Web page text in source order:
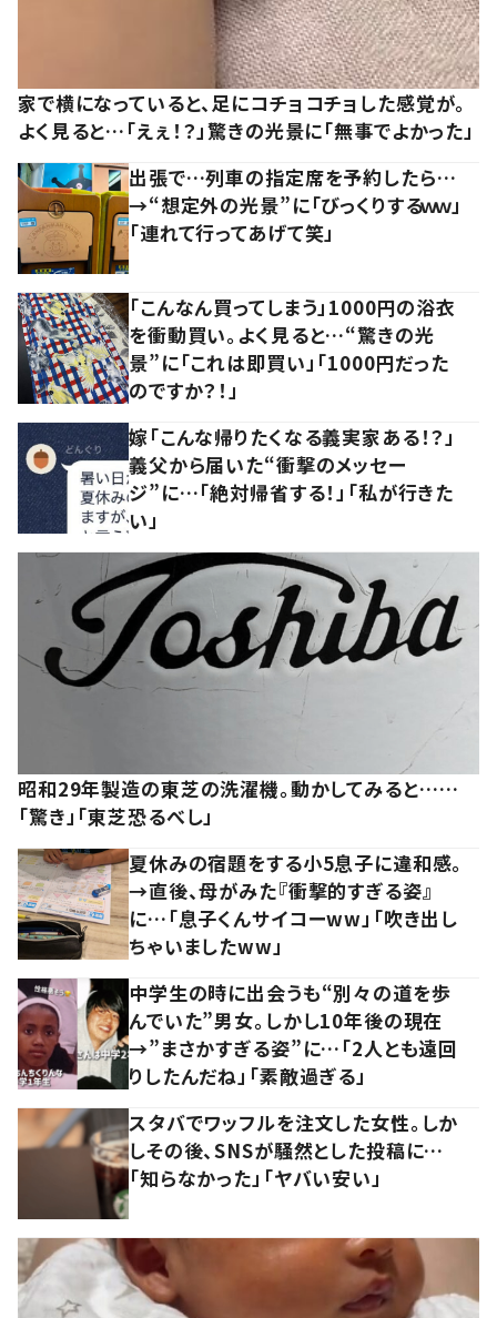
家で横になっていると、足にコチョコチョした感覚が。
よく見ると…「えぇ！？」驚きの光景に「無事でよかった」
出張で…列車の指定席を予約したら…
→“想定外の光景”に「びっくりするｗｗ」
「連れて行ってあげて笑」
「こんなん買ってしまう」1000円の浴衣
を衝動買い。よく見ると…“驚きの光
景”に「これは即買い」「1000円だった
のですか？！」
嫁「こんな帰りたくなる義実家ある！？」
義父から届いた“衝撃のメッセー
ジ”に…「絶対帰省する！」「私が行きた
い」
昭和29年製造の東芝の洗濯機。動かしてみると……
「驚き」「東芝恐るべし」
夏休みの宿題をする小5息子に違和感。
→直後、母がみた『衝撃的すぎる姿』
に…「息子くんサイコーww」「吹き出し
ちゃいましたww」
中学生の時に出会うも“別々の道を歩
んでいた”男女。しかし10年後の現在
→”まさかすぎる姿”に…「2人とも遠回
りしたんだね」「素敵過ぎる」
スタバでワッフルを注文した女性。しか
しその後、SNSが騒然とした投稿に…
「知らなかった」「ヤバい安い」